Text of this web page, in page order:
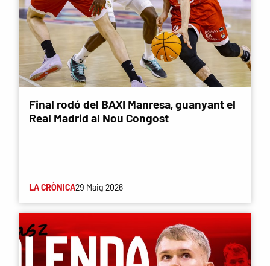
Final rodó del BAXI Manresa, guanyant el
Real Madrid al Nou Congost
LA CRÒNICA29 Maig 2026